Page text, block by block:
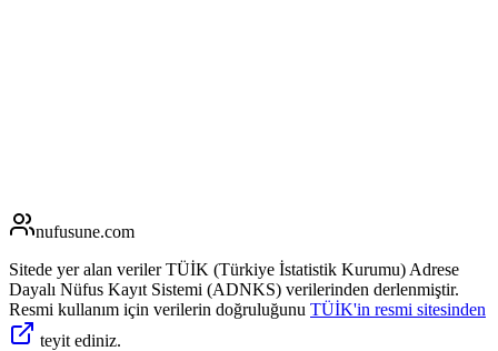
nufusune.com
Sitede yer alan veriler TÜİK (Türkiye İstatistik Kurumu) Adrese
Dayalı Nüfus Kayıt Sistemi (ADNKS) verilerinden derlenmiştir.
Resmi kullanım için verilerin doğruluğunu TÜİK'in resmi sitesinden
teyit ediniz.